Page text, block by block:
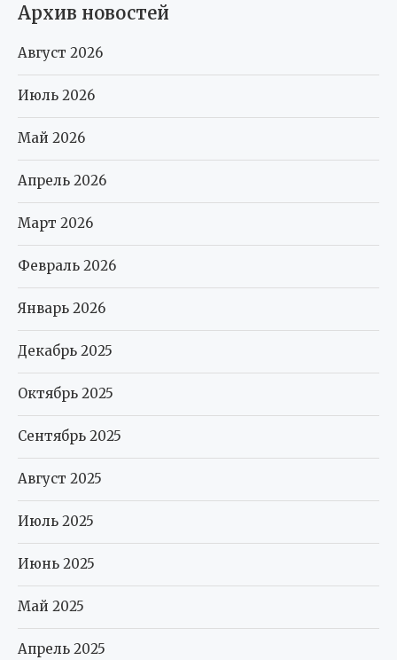
Архив новостей
Август 2026
Июль 2026
Май 2026
Апрель 2026
Март 2026
Февраль 2026
Январь 2026
Декабрь 2025
Октябрь 2025
Сентябрь 2025
Август 2025
Июль 2025
Июнь 2025
Май 2025
Апрель 2025